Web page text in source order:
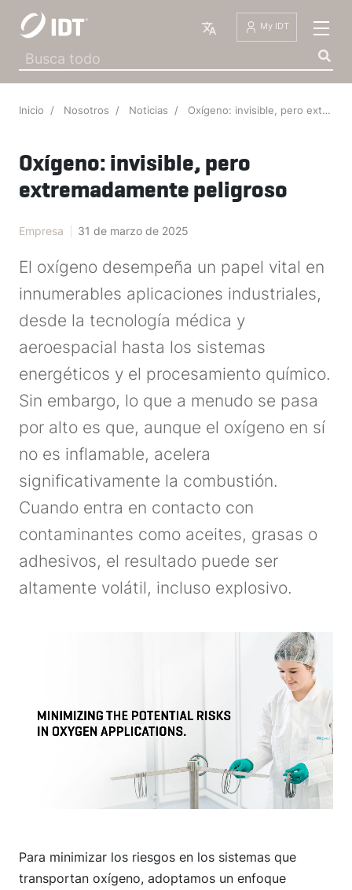
Español My IDT
Inicio Nosotros Noticias Oxígeno: invisible, pero extremadamente peligroso
Oxígeno: invisible, pero
extremadamente peligroso
Empresa 31 de marzo de 2025
El oxígeno desempeña un papel vital en
innumerables aplicaciones industriales,
desde la tecnología médica y
aeroespacial hasta los sistemas
energéticos y el procesamiento químico.
Sin embargo, lo que a menudo se pasa
por alto es que, aunque el oxígeno en sí
no es inflamable, acelera
significativamente la combustión.
Cuando entra en contacto con
contaminantes como aceites, grasas o
adhesivos, el resultado puede ser
altamente volátil, incluso explosivo.
Para minimizar los riesgos en los sistemas que
transportan oxígeno, adoptamos un enfoque